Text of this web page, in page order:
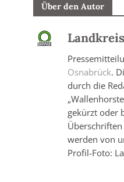
Über den Autor
Osnabrück.
durch die
gekürzt oder
werden von
Profil-Foto: